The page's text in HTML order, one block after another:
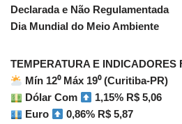
Declarada e Não Regulamentada
Dia Mundial do Meio Ambiente
TEMPERATURA E INDICADORES
Mín 12⁰ Máx 19⁰ (Curitiba-PR)
Dólar Com
1,15% R$ 5,06
Euro
0,86% R$ 5,87